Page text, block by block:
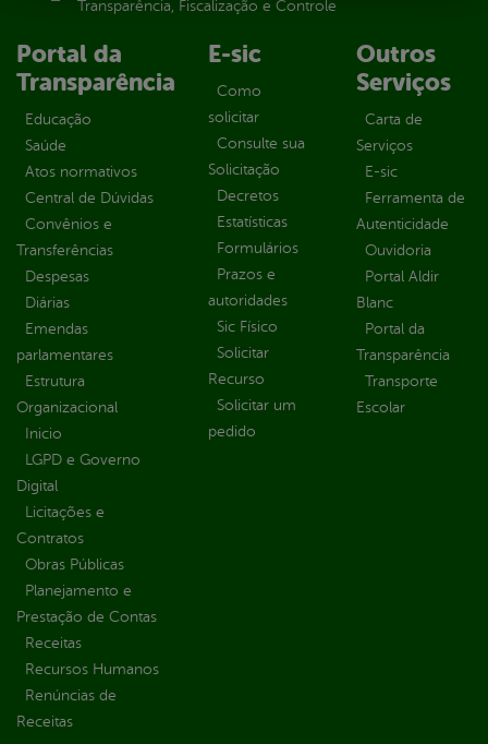
Transparência, Fiscalização e Controle
Portal da
Transparência
Educação
Saúde
Atos normativos
Central de Dúvidas
Convênios e
Transferências
Despesas
Diárias
Emendas
parlamentares
Estrutura
Organizacional
Inicio
LGPD e Governo
Digital
Licitações e
Contratos
Obras Públicas
Planejamento e
Prestação de Contas
Receitas
Recursos Humanos
Renúncias de
Receitas
E-sic
Como
solicitar
Consulte sua
Solicitação
Decretos
Estatísticas
Formulários
Prazos e
autoridades
Sic Físico
Solicitar
Recurso
Solicitar um
pedido
Outros
Serviços
Carta de
Serviços
E-sic
Ferramenta de
Autenticidade
Ouvidoria
Portal Aldir
Blanc
Portal da
Transparência
Transporte
Escolar